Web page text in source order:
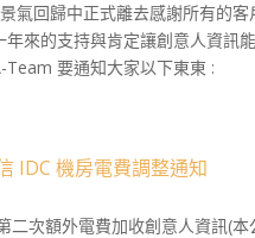
氣回歸中正式離去感謝所有的客
年來的支持與肯定讓創意人資訊
Team 要通知大家以下東東 :
IDC 機房電費調整通知
二次額外電費加收創意人資訊(本